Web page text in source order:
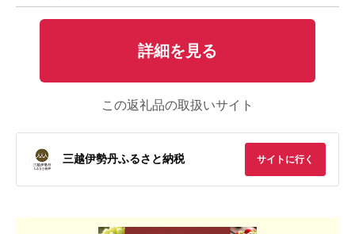
詳細を見る
この返礼品の取扱いサイト
三越伊勢丹ふるさと納税 サイトに行く